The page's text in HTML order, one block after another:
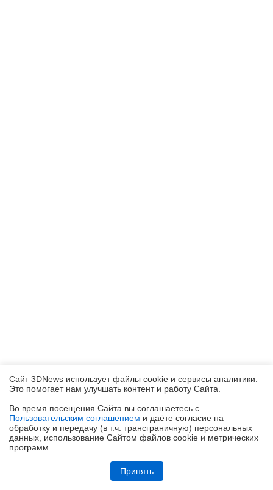
Обзор системы жидкостного охлаждения MSI MEG CoreLiquid E15
360: экран-водопад теперь и на СЖО
Сайт 3DNews использует файлы cookie и сервисы аналитики.
Это помогает нам улучшать контент и работу Cайта.
Во время посещения Cайта вы соглашаетесь с
Пользовательским соглашением и даёте согласие на
обработку и передачу (в т.ч. трансграничную) персональных
данных, использование Cайтом файлов cookie и метрических
программ.
Принять